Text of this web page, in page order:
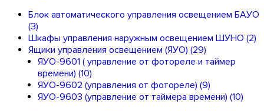
Блок автоматического управления освещением БАУО
(3)
Шкафы управления наружным освещением ШУНО (2)
Ящики управления освещением (ЯУО) (29)
ЯУО-9601 ( управление от фотореле и таймер
времени) (10)
ЯУО-9602 (управления от фотореле) (9)
ЯУО-9603 (управление от таймера времени) (10)